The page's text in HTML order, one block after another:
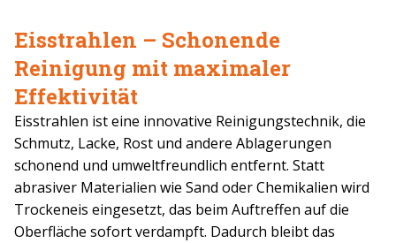
Eisstrahlen – Schonende
Reinigung mit maximaler
Effektivität
Eisstrahlen ist eine innovative Reinigungstechnik, die
Schmutz, Lacke, Rost und andere Ablagerungen
schonend und umweltfreundlich entfernt. Statt
abrasiver Materialien wie Sand oder Chemikalien wird
Trockeneis eingesetzt, das beim Auftreffen auf die
Oberfläche sofort verdampft. Dadurch bleibt das